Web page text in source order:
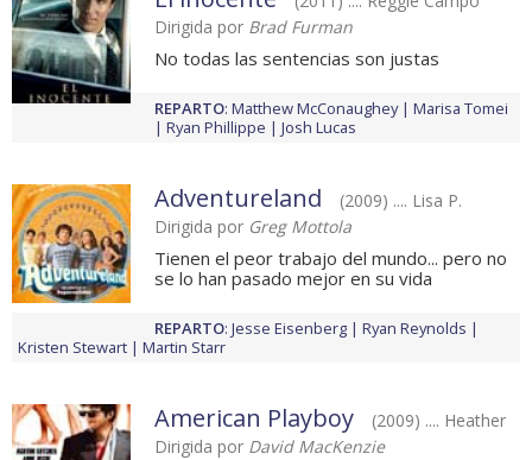
Dirigida por Brad Furman
No todas las sentencias son justas
REPARTO: Matthew McConaughey
Marisa Tomei
Ryan Phillippe
Josh Lucas
Adventureland
(2009) .... Lisa P.
Dirigida por Greg Mottola
Tienen el peor trabajo del mundo... pero no
se lo han pasado mejor en su vida
REPARTO: Jesse Eisenberg
Ryan Reynolds
Kristen Stewart
Martin Starr
American Playboy
(2009) .... Heather
Dirigida por David MacKenzie